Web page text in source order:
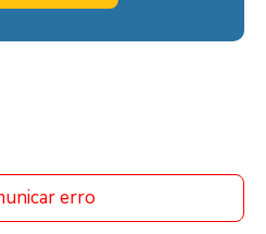
erro